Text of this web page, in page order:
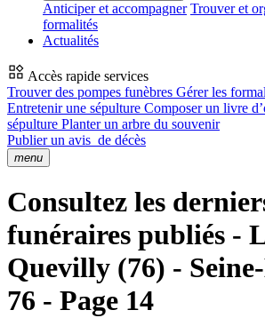
Anticiper et accompagner Trouver et
formalités
Actualités
Accès rapide services
Trouver des pompes funèbres Gérer les
Entretenir une sépulture Composer un livre
sépulture Planter un arbre du souvenir
Publier un avis de décès
menu
Consultez les
funéraires publiés -
Quevilly (76) -
76 - Page 14